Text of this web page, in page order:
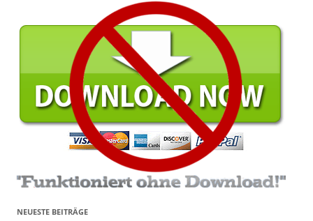
NEUESTE BEITRÄGE